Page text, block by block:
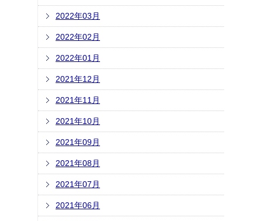
2022年03月
2022年02月
2022年01月
2021年12月
2021年11月
2021年10月
2021年09月
2021年08月
2021年07月
2021年06月